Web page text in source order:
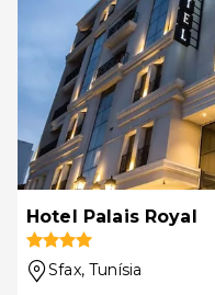
Hotel Palais Royal
Sfax, Tunísia